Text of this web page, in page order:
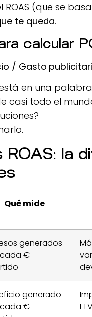
ROAS (que se
te queda.
calcular
/ Gasto
en una
casi todo el
ROAS: la
Qué mide
generados
€
generado
€